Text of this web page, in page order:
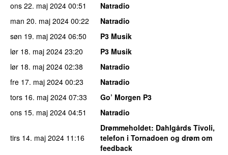
ons 22. maj 2024 00:51
Natradio
man 20. maj 2024 00:22
Natradio
søn 19. maj 2024 06:50
P3 Musik
lør 18. maj 2024 23:20
P3 Musik
lør 18. maj 2024 02:38
Natradio
fre 17. maj 2024 00:23
Natradio
tors 16. maj 2024 07:33
Go’ Morgen P3
ons 15. maj 2024 04:51 Natradio
tirs 14. maj 2024 11:16
Drømmeholdet: Dahlgårds Tivoli,
telefon i Tornadoen og drøm om
feedback